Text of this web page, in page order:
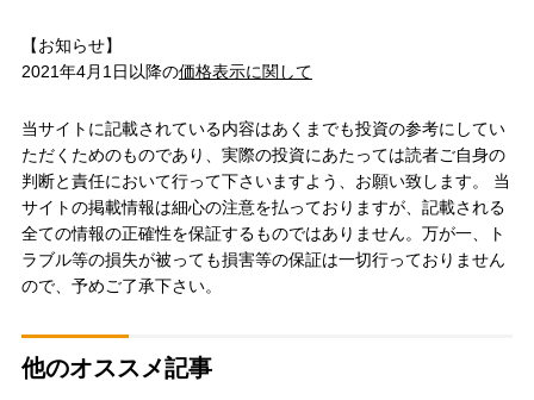
【お知らせ】
2021年4月1日以降の価格表示に関して
当サイトに記載されている内容はあくまでも投資の参考にしてい
ただくためのものであり、実際の投資にあたっては読者ご自身の
判断と責任において行って下さいますよう、お願い致します。 当
サイトの掲載情報は細心の注意を払っておりますが、記載される
全ての情報の正確性を保証するものではありません。万が一、ト
ラブル等の損失が被っても損害等の保証は一切行っておりません
ので、予めご了承下さい。
他のオススメ記事